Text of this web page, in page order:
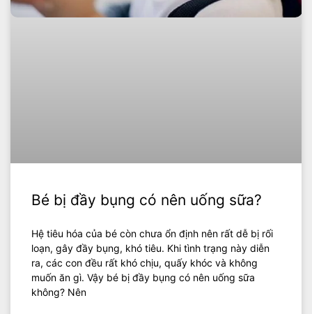
Bé bị đầy bụng có nên uống sữa?
Hệ tiêu hóa của bé còn chưa ổn định nên rất dễ bị rối
loạn, gây đầy bụng, khó tiêu. Khi tình trạng này diễn
ra, các con đều rất khó chịu, quấy khóc và không
muốn ăn gì. Vậy bé bị đầy bụng có nên uống sữa
không? Nên